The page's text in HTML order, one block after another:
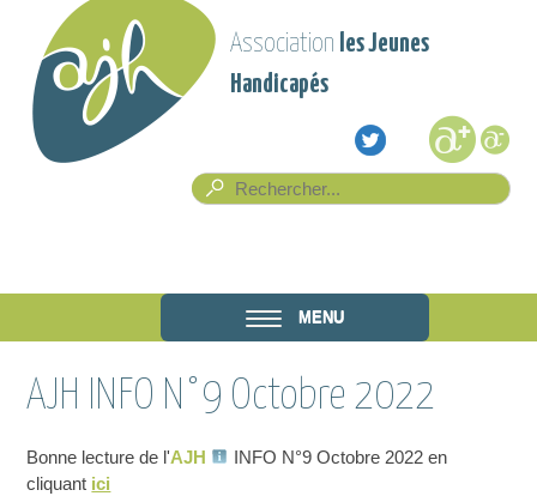
Aller au contenu principal
Association les Jeunes
Handicapés
Formulaire de recherche
Association
les Jeunes
Handicapés
MENU
AJH INFO N°9 Octobre 2022
Bonne lecture de l'AJH
INFO N°9 Octobre 2022 en
cliquant ici